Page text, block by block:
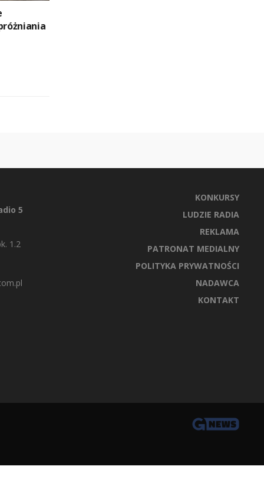
5
1.2
KONKURSY
LUDZIE RADIA
REKLAMA
PATRONAT MEDIALNY
POLITYKA PRYWATNOŚCI
NADAWCA
KONTAKT